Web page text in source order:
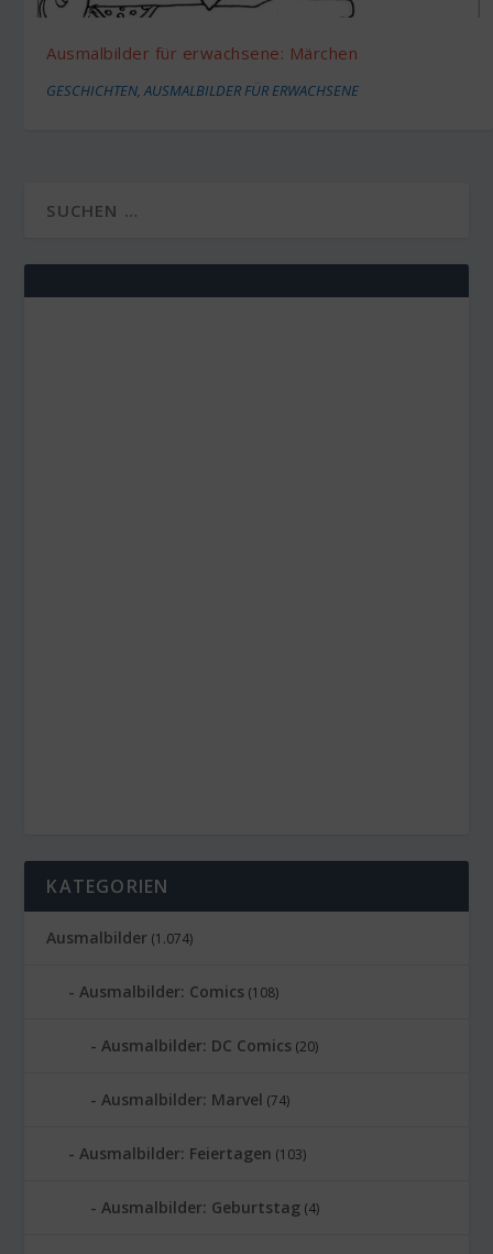
Ausmalbilder für erwachsene: Märchen
GESCHICHTEN,AUSMALBILDER FÜR ERWACHSENE
KATEGORIEN
Ausmalbilder (1.074)
Ausmalbilder: Comics (108)
Ausmalbilder: DC Comics (20)
Ausmalbilder: Marvel (74)
Ausmalbilder: Feiertagen (103)
Ausmalbilder: Geburtstag (4)